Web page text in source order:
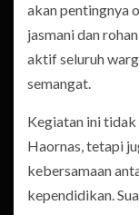
akan pentingnya
jasmani dan
aktif seluruh
semangat.
Kegiatan ini
Haornas, tetapi
kebersamaan
kependidikan.